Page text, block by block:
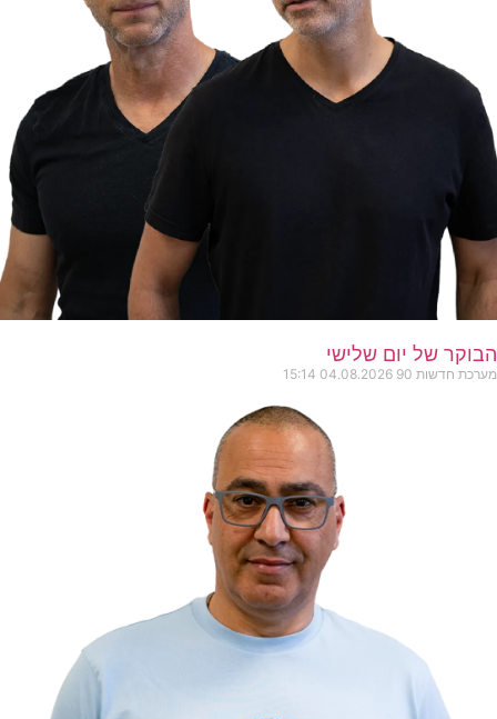
הבוקר של יום שלישי
מערכת חדשות 90 04.08.2026
15:14